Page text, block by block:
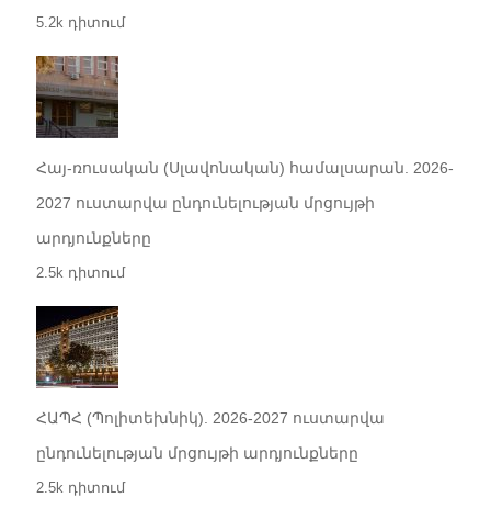
5.2k դիտում
Հայ-ռուսական (Սլավոնական) համալսարան. 2026-
2027 ուստարվա ընդունելության մրցույթի
արդյունքները
2.5k դիտում
ՀԱՊՀ (Պոլիտեխնիկ). 2026-2027 ուստարվա
ընդունելության մրցույթի արդյունքները
2.5k դիտում